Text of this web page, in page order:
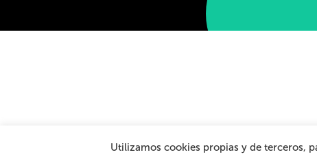
Aviso Legal y Política de Privacidad Política de
Utilizamos cookies propias y de terceros,